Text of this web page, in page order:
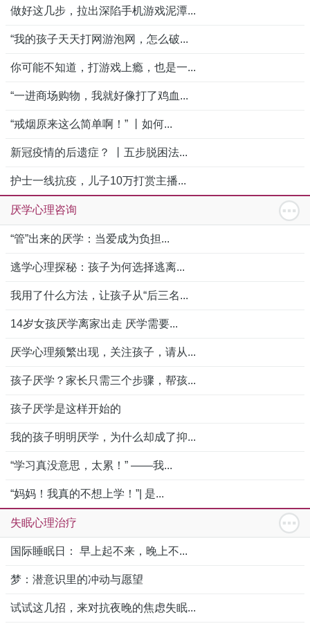
做好这几步，拉出深陷手机游戏泥潭...
“我的孩子天天打网游泡网，怎么破...
你可能不知道，打游戏上瘾，也是一...
“一进商场购物，我就好像打了鸡血...
“戒烟原来这么简单啊！” 丨如何...
新冠疫情的后遗症？ 丨五步脱困法...
护士一线抗疫，儿子10万打赏主播...
厌学心理咨询
“管”出来的厌学：当爱成为负担...
逃学心理探秘：孩子为何选择逃离...
我用了什么方法，让孩子从“后三名...
14岁女孩厌学离家出走 厌学需要...
厌学心理频繁出现，关注孩子，请从...
孩子厌学？家长只需三个步骤，帮孩...
孩子厌学是这样开始的
我的孩子明明厌学，为什么却成了抑...
“学习真没意思，太累！” ——我...
“妈妈！我真的不想上学！”| 是...
失眠心理治疗
国际睡眠日： 早上起不来，晚上不...
梦：潜意识里的冲动与愿望
试试这几招，来对抗夜晚的焦虑失眠...